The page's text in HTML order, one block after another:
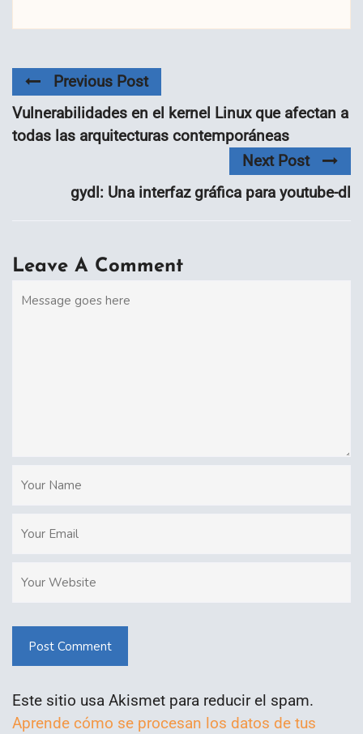
Previous Post
Vulnerabilidades en el kernel Linux que afectan a
todas las arquitecturas contemporáneas
Next Post
gydl: Una interfaz gráfica para youtube-dl
Leave A Comment
Post Comment
Este sitio usa Akismet para reducir el spam.
Aprende cómo se procesan los datos de tus